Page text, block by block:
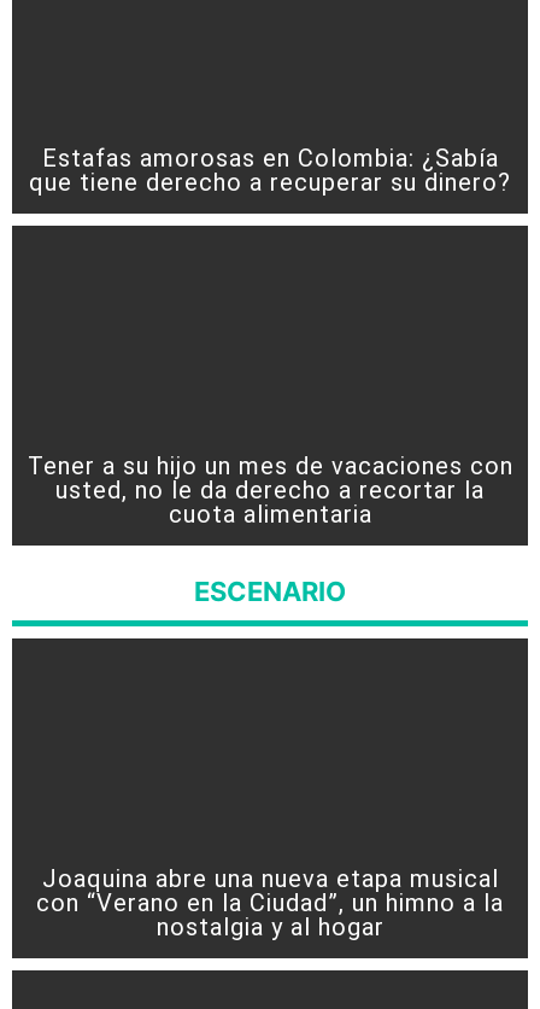
Estafas amorosas en Colombia: ¿Sabía
que tiene derecho a recuperar su dinero?
Tener a su hijo un mes de vacaciones con
usted, no le da derecho a recortar la
cuota alimentaria
ESCENARIO
Joaquina abre una nueva etapa musical
con “Verano en la Ciudad”, un himno a la
nostalgia y al hogar